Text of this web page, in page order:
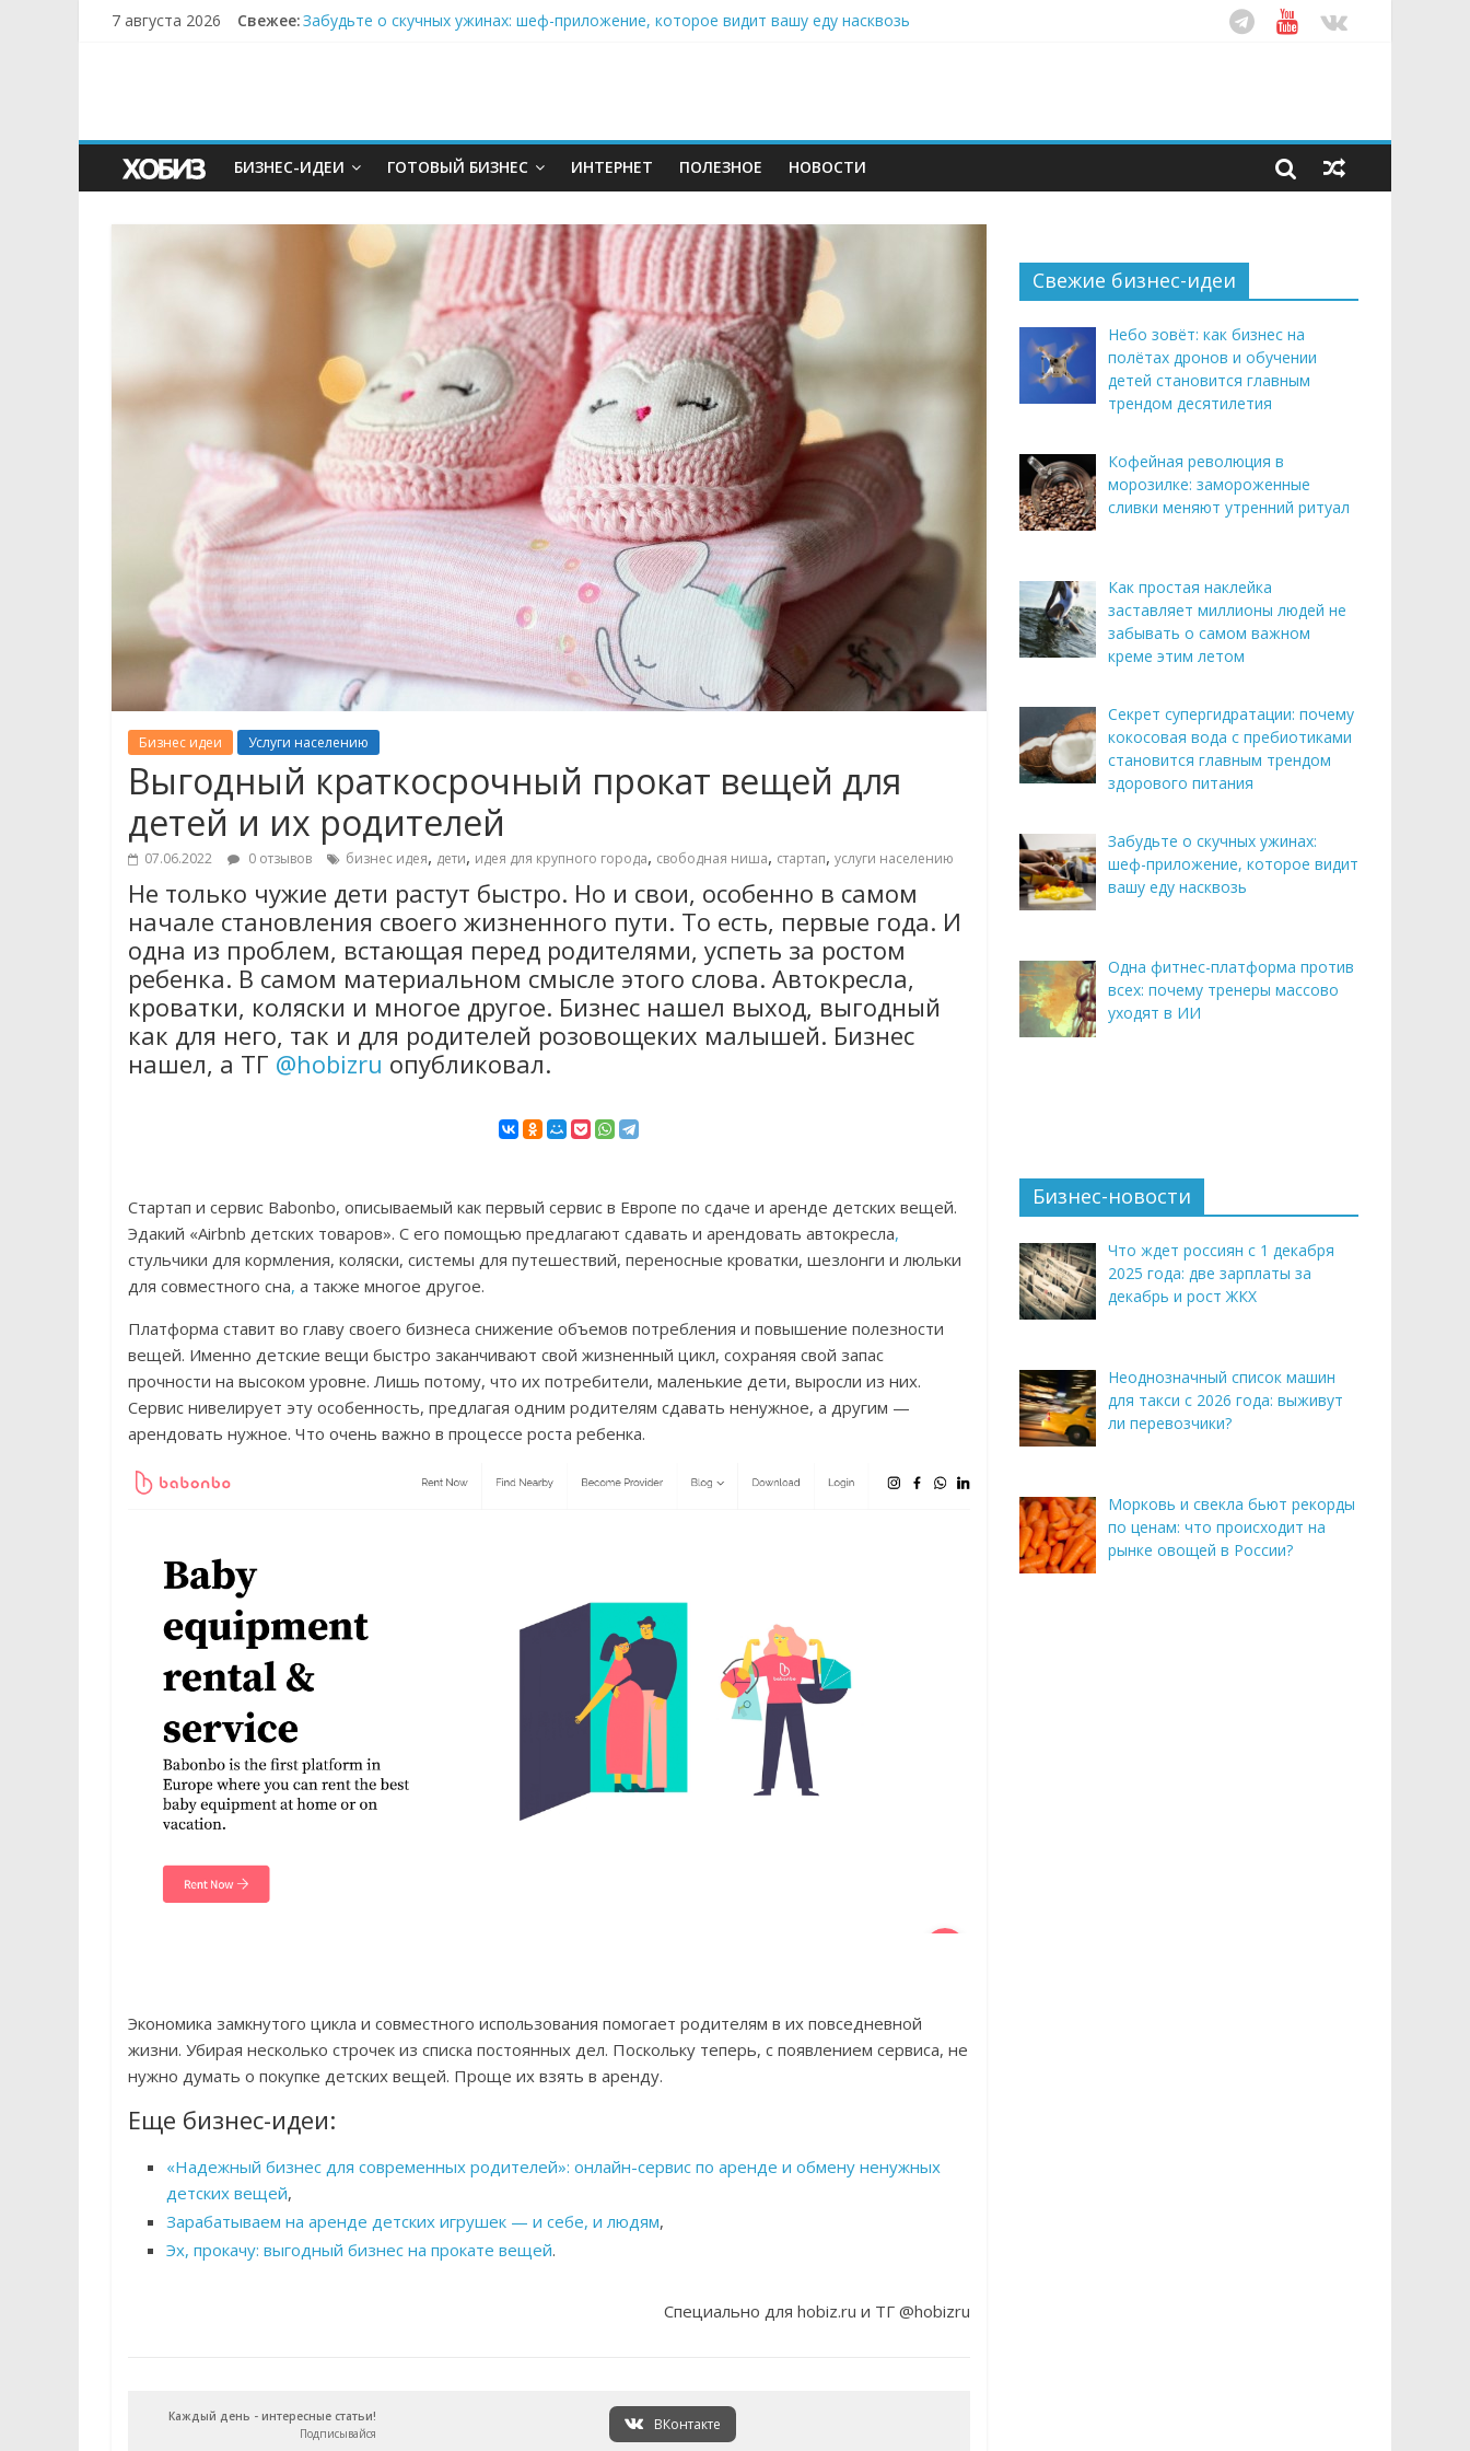
7 августа 2026 Свежее:Забудьте о скучных ужинах: шеф-приложение, которое видит вашу еду насквозь
БИЗНЕС-ИДЕИ ГОТОВЫЙ БИЗНЕС ИНТЕРНЕТ ПОЛЕЗНОЕ НОВОСТИ
Бизнес идеи Услуги населению
Выгодный краткосрочный прокат вещей для
детей и их родителей
07.06.2022 0 отзывов бизнес идея, дети, идея для крупного города, свободная ниша, стартап, услуги населению
Не только чужие дети растут быстро. Но и свои, особенно в самом
начале становления своего жизненного пути. То есть, первые года. И
одна из проблем, встающая перед родителями, успеть за ростом
ребенка. В самом материальном смысле этого слова. Автокресла,
кроватки, коляски и многое другое. Бизнес нашел выход, выгодный
как для него, так и для родителей розовощеких малышей. Бизнес
нашел, а ТГ @hobizru опубликовал.
Стартап и сервис Babonbo, описываемый как первый сервис в Европе по сдаче и аренде детских вещей.
Эдакий «Airbnb детских товаров». С его помощью предлагают сдавать и арендовать автокресла,
стульчики для кормления, коляски, системы для путешествий, переносные кроватки, шезлонги и люльки
для совместного сна, а также многое другое.
Платформа ставит во главу своего бизнеса снижение объемов потребления и повышение полезности
вещей. Именно детские вещи быстро заканчивают свой жизненный цикл, сохраняя свой запас
прочности на высоком уровне. Лишь потому, что их потребители, маленькие дети, выросли из них.
Сервис нивелирует эту особенность, предлагая одним родителям сдавать ненужное, а другим —
арендовать нужное. Что очень важно в процессе роста ребенка.
Экономика замкнутого цикла и совместного использования помогает родителям в их повседневной
жизни. Убирая несколько строчек из списка постоянных дел. Поскольку теперь, с появлением сервиса, не
нужно думать о покупке детских вещей. Проще их взять в аренду.
Еще бизнес-идеи:
«Надежный бизнес для современных родителей»: онлайн-сервис по аренде и обмену ненужных
детских вещей,
Зарабатываем на аренде детских игрушек — и себе, и людям,
Эх, прокачу: выгодный бизнес на прокате вещей.
Специально для hobiz.ru и ТГ @hobizru
Каждый день - интересные статьи!
Подписывайся
ВКонтакте
Свежие бизнес-идеи
Небо зовёт: как бизнес на
полётах дронов и обучении
детей становится главным
трендом десятилетия
Кофейная революция в
морозилке: замороженные
сливки меняют утренний ритуал
Как простая наклейка
заставляет миллионы людей не
забывать о самом важном
креме этим летом
Секрет супергидратации: почему
кокосовая вода с пребиотиками
становится главным трендом
здорового питания
Забудьте о скучных ужинах:
шеф-приложение, которое видит
вашу еду насквозь
Одна фитнес-платформа против
всех: почему тренеры массово
уходят в ИИ
Бизнес-новости
Что ждет россиян с 1 декабря
2025 года: две зарплаты за
декабрь и рост ЖКХ
Неоднозначный список машин
для такси с 2026 года: выживут
ли перевозчики?
Морковь и свекла бьют рекорды
по ценам: что происходит на
рынке овощей в России?